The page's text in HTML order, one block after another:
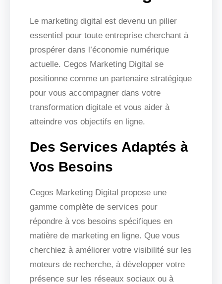
Le marketing digital est devenu un pilier
essentiel pour toute entreprise cherchant à
prospérer dans l’économie numérique
actuelle. Cegos Marketing Digital se
positionne comme un partenaire stratégique
pour vous accompagner dans votre
transformation digitale et vous aider à
atteindre vos objectifs en ligne.
Des Services Adaptés à
Vos Besoins
Cegos Marketing Digital propose une
gamme complète de services pour
répondre à vos besoins spécifiques en
matière de marketing en ligne. Que vous
cherchiez à améliorer votre visibilité sur les
moteurs de recherche, à développer votre
présence sur les réseaux sociaux ou à